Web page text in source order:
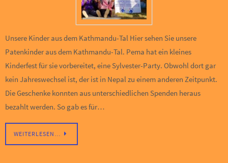
Unsere Kinder aus dem Kathmandu-Tal Hier sehen Sie unsere
Patenkinder aus dem Kathmandu-Tal. Pema hat ein kleines
Kinderfest für sie vorbereitet, eine Sylvester-Party. Obwohl dort gar
kein Jahreswechsel ist, der ist in Nepal zu einem anderen Zeitpunkt.
Die Geschenke konnten aus unterschiedlichen Spenden heraus
bezahlt werden. So gab es für…
WEITERLESEN…